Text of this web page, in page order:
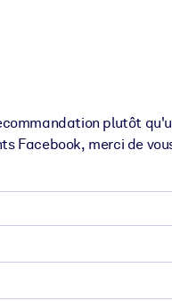
plutôt
Facebook, merci de